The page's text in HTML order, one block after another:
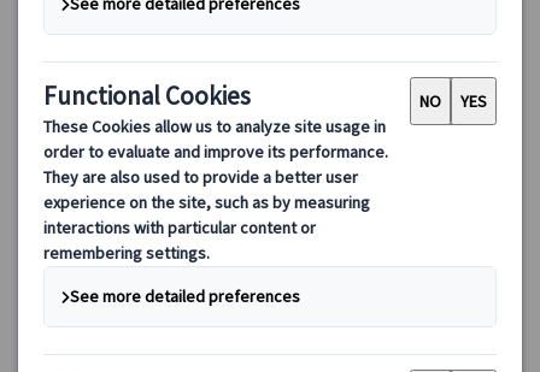
ランドクルーズ｜スカンジナビア3か国周遊 デンマーク・ノ
ルウェー・スウェーデン9日間（コペンハーゲン発着）
ランドクルーズ・スカンジナビア3か国周遊ツアー！デンマーク、
タートし、フィヨルドクルーズや歴史的名所巡りを楽しむツア
ー。美しい都市と自然の絶景、シェイクスピアの舞台などスカン
4.0 (1件)